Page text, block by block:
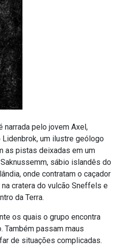
narrada pelo jovem Axel,
um ilustre geólogo
as pistas deixadas em um
sábio islandês do
onde contratam o caçador
cratera do vulcão Sneffels e
da Terra.
os quais o grupo encontra
Também passam maus
de situações complicadas.